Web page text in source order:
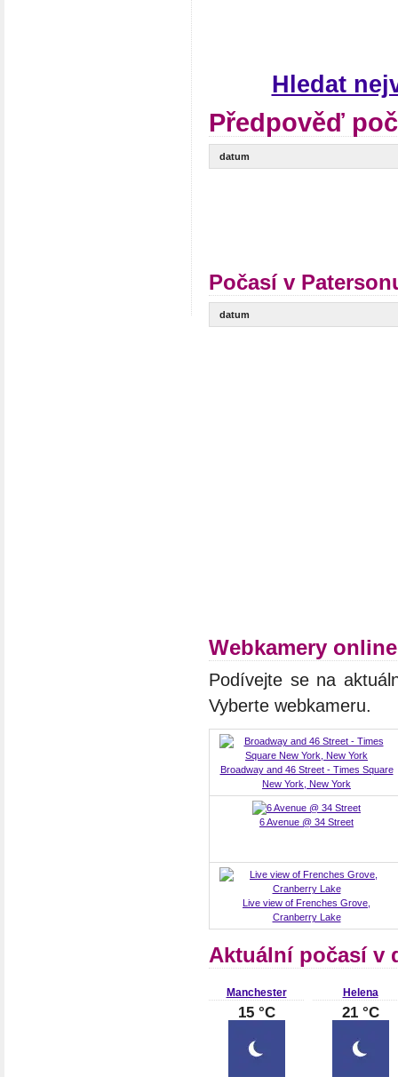
Hledat
Předpověď
datum
Počasí v
datum
Webkamery
Podívejte se na
Vyberte webkameru.
Broadway and 46 Street - Times Square
New York, New York
6 Avenue @ 34 Street
Live view of Frenches Grove,
Cranberry Lake
Aktuální počasí v
Manchester
15 °C
Helena
21 °C